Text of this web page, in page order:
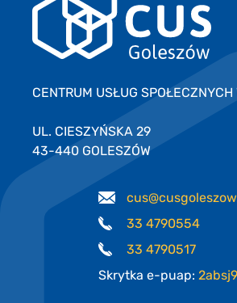
CENTRUM USŁUG SPOŁECZNYCH
UL. CIESZYŃSKA 29
43-440 GOLESZÓW
33 4790554
33 4790517
Skrytka e-puap: